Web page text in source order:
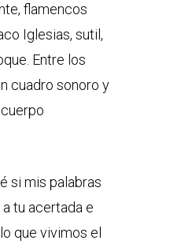
flamencos
Iglesias, sutil,
Entre los
cuadro sonoro y
si mis palabras
tu acertada e
que vivimos el